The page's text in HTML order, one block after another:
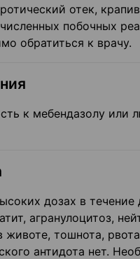
отек,
побочных
обратиться к врачу.
к мебендазолу
дозах в
агранулоцитоз,
животе, тошнота,
антидота нет.